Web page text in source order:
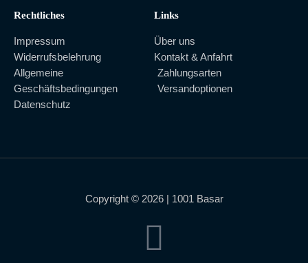
Rechtliches
Impressum
Widerrufsbelehrung
Allgemeine
Geschäftsbedingungen
Datenschutz
Links
Über uns
Kontakt & Anfahrt
Zahlungsarten
Versandoptionen
Copyright © 2026 | 1001 Basar